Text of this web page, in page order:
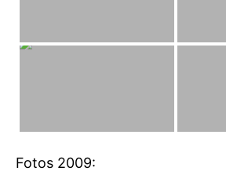
Fotos 2009: